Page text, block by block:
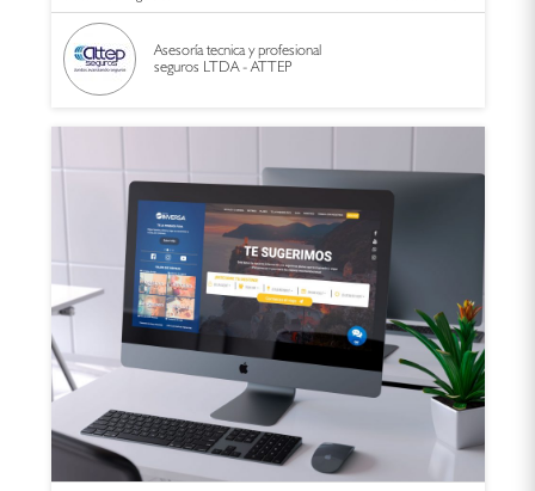
Asesoría tecnica y profesional
seguros LTDA - ATTEP